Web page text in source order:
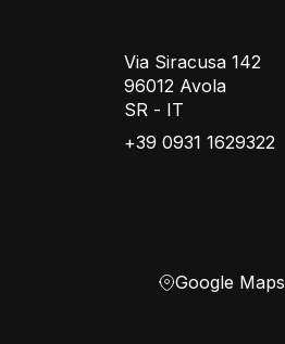
Via Siracusa 142
96012 Avola
SR - IT
+39 0931 1629322
Google Maps